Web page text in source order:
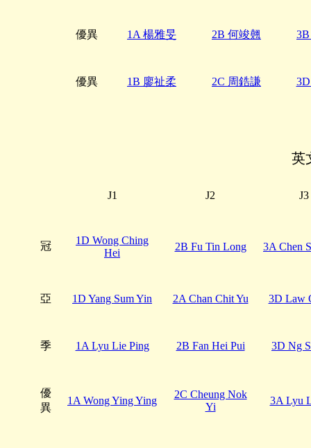
優異 1A 楊雅旻 2B 何竣翹
優異 1B 廖祉柔 2C 周鋯謙
英
J1 J2 J3
冠
1D Wong Ching
Hei
2B Fu Tin Long 3A Chen
亞 1D Yang Sum Yin 2A Chan Chit Yu 3D Law
季 1A Lyu Lie Ping 2B Fan Hei Pui 3D Ng
優
異
1A Wong Ying Ying
2C Cheung Nok
Yi
3A Lyu